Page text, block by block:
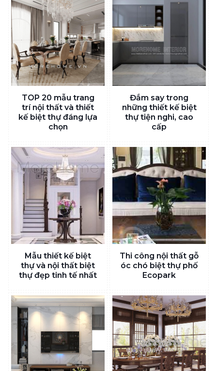
TOP 20 mẫu trang
trí nội thất và thiết
kế biệt thự đáng lựa
chọn
Đắm say trong
những thiết kế biệt
thự tiện nghi, cao
cấp
Mẫu thiết kế biệt
thự và nội thất biệt
thự đẹp tinh tế nhất
Thi công nội thất gỗ
óc chó biệt thự phố
Ecopark